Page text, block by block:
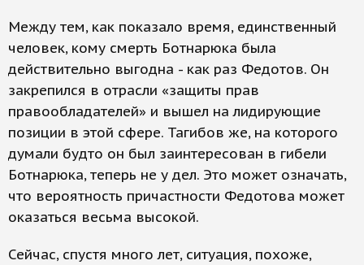
Между тем, как показало время, единственный
человек, кому смерть Ботнарюка была
действительно выгодна - как раз Федотов. Он
закрепился в отрасли «защиты прав
правообладателей» и вышел на лидирующие
позиции в этой сфере. Тагибов же, на которого
думали будто он был заинтересован в гибели
Ботнарюка, теперь не у дел. Это может означать,
что вероятность причастности Федотова может
оказаться весьма высокой.
Сейчас, спустя много лет, ситуация, похоже,